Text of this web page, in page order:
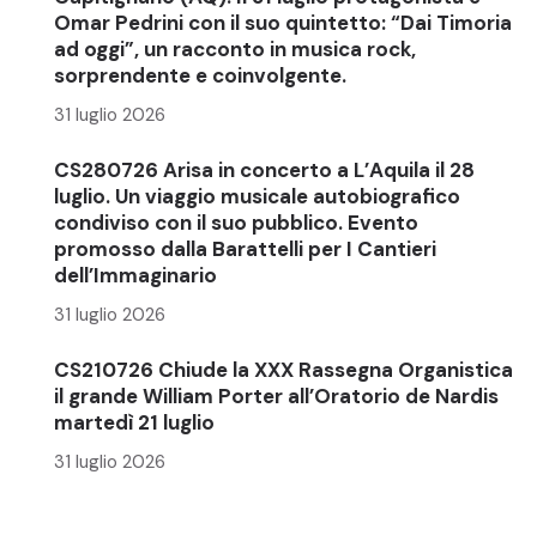
Omar Pedrini con il suo quintetto: “Dai Timoria
ad oggi”, un racconto in musica rock,
sorprendente e coinvolgente.
31 luglio 2026
CS280726 Arisa in concerto a L’Aquila il 28
luglio. Un viaggio musicale autobiografico
condiviso con il suo pubblico. Evento
promosso dalla Barattelli per I Cantieri
dell’Immaginario
31 luglio 2026
CS210726 Chiude la XXX Rassegna Organistica
il grande William Porter all’Oratorio de Nardis
martedì 21 luglio
31 luglio 2026